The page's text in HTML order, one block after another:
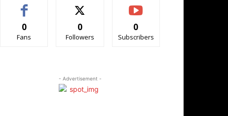
0
Fans
0
Followers
0
Subscribers
- Advertisement -